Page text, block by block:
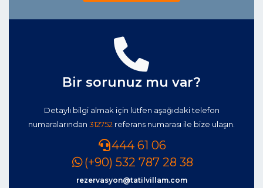
Bir sorunuz mu var?
Detaylı bilgi almak için lütfen aşağıdaki telefon
numaralarından 312752 referans numarası ile bize ulaşın.
444 61 06
(+90) 532 787 28 38
rezervasyon@tatilvillam.com